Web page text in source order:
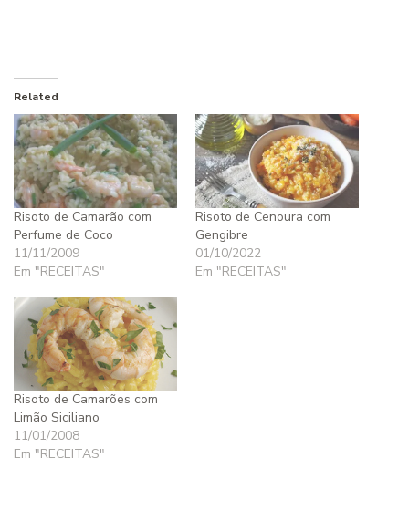
Related
Risoto de Camarão com
Perfume de Coco
11/11/2009
Em "RECEITAS"
Risoto de Cenoura com
Gengibre
01/10/2022
Em "RECEITAS"
Risoto de Camarões com
Limão Siciliano
11/01/2008
Em "RECEITAS"